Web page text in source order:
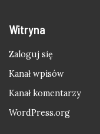
Witryna
Zaloguj się
Kanał wpisów
Kanał komentarzy
WordPress.org